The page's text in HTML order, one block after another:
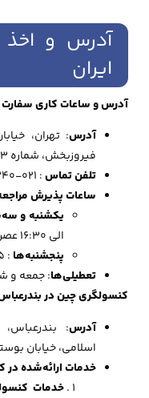
آدرس و
ایران
آدرس و ساعات کاری سفارت
آدرس: تهران،
فیروزبخش، شماره 73
تلفن تماس: 021-22291240 | 021-22291241
ساعات پذیرش
یکشنبه و
الی 16:30 عصر
پنجشنبه‌ها : 8:45 صبح الی 12:15 ظهر
تعطیلی‌ها: جمعه و
کنسولگری چین در
آدرس:
اسلامی، خیابان
خدمات ارائه‌شده در
خدمات